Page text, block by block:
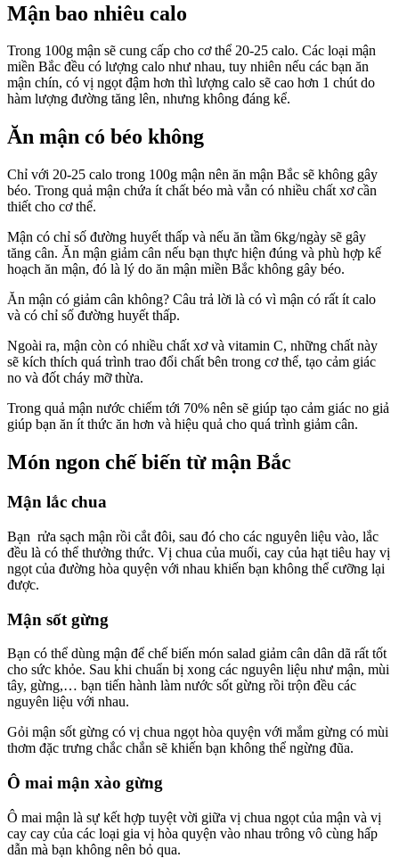
Mận bao nhiêu calo
Trong 100g mận sẽ cung cấp cho cơ thể 20-25 calo. Các loại mận
miền Bắc đều có lượng calo như nhau, tuy nhiên nếu các bạn ăn
mận chín, có vị ngọt đậm hơn thì lượng calo sẽ cao hơn 1 chút do
hàm lượng đường tăng lên, nhưng không đáng kể.
Ăn mận có béo không
Chỉ với 20-25 calo trong 100g mận nên ăn mận Bắc sẽ không gây
béo. Trong quả mận chứa ít chất béo mà vẫn có nhiều chất xơ cần
thiết cho cơ thể.
Mận có chỉ số đường huyết thấp và nếu ăn tầm 6kg/ngày sẽ gây
tăng cân. Ăn mận giảm cân nếu bạn thực hiện đúng và phù hợp kế
hoạch ăn mận, đó là lý do ăn mận miền Bắc không gây béo.
Ăn mận có giảm cân không? Câu trả lời là có vì mận có rất ít calo
và có chỉ số đường huyết thấp.
Ngoài ra, mận còn có nhiều chất xơ và vitamin C, những chất này
sẽ kích thích quá trình trao đổi chất bên trong cơ thể, tạo cảm giác
no và đốt cháy mỡ thừa.
Trong quả mận nước chiếm tới 70% nên sẽ giúp tạo cảm giác no giả
giúp bạn ăn ít thức ăn hơn và hiệu quả cho quá trình giảm cân.
Món ngon chế biến từ mận Bắc
Mận lắc chua
Bạn rửa sạch mận rồi cắt đôi, sau đó cho các nguyên liệu vào, lắc
đều là có thể thưởng thức. Vị chua của muối, cay của hạt tiêu hay vị
ngọt của đường hòa quyện với nhau khiến bạn không thể cưỡng lại
được.
Mận sốt gừng
Bạn có thể dùng mận để chế biến món salad giảm cân dân dã rất tốt
cho sức khỏe. Sau khi chuẩn bị xong các nguyên liệu như mận, mùi
tây, gừng,… bạn tiến hành làm nước sốt gừng rồi trộn đều các
nguyên liệu với nhau.
Gỏi mận sốt gừng có vị chua ngọt hòa quyện với mắm gừng có mùi
thơm đặc trưng chắc chắn sẽ khiến bạn không thể ngừng đũa.
Ô mai mận xào gừng
Ô mai mận là sự kết hợp tuyệt vời giữa vị chua ngọt của mận và vị
cay cay của các loại gia vị hòa quyện vào nhau trông vô cùng hấp
dẫn mà bạn không nên bỏ qua.